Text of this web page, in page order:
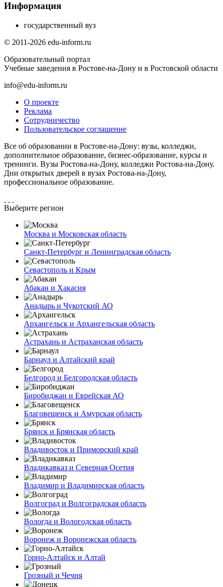
Информация
государственный вуз
© 2011-2026 edu-inform.ru
Образовательный портал
Учебные заведения в Ростове-на-Дону и в Ростовской области
info@edu-inform.ru
О проекте
Реклама
Сотрудничество
Пользовательское соглашение
Все об образовании в Ростове-на-Дону: вузы, колледжи,
дополнительное образование, бизнес-образование, курсы и
тренинги. Вузы Ростова-на-Дону, колледжи Ростова-на-Дону.
Дни открытых дверей в вузах Ростова-на-Дону,
профессиональное образование.
Выберите регион
Москва и Московская область
Санкт-Петербург и Ленинградская область
Севастополь и Крым
Абакан и Хакасия
Анадырь и Чукотский АО
Архангельск и Архангельская область
Астрахань и Астраханская область
Барнаул и Алтайский край
Белгород и Белгородская область
Биробиджан и Еврейская АО
Благовещенск и Амурская область
Брянск и Брянская область
Владивосток и Приморский край
Владикавказ и Северная Осетия
Владимир и Владимирская область
Волгоград и Волгоградская область
Вологда и Вологодская область
Воронеж и Воронежская область
Горно-Алтайск и Алтай
Грозный и Чечня